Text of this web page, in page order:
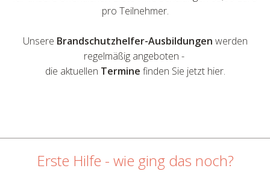
pro Teilnehmer.
Unsere Brandschutzhelfer-Ausbildungen werden
regelmäßig angeboten -
die aktuellen Termine finden Sie jetzt hier.
Erste Hilfe - wie ging das noch?